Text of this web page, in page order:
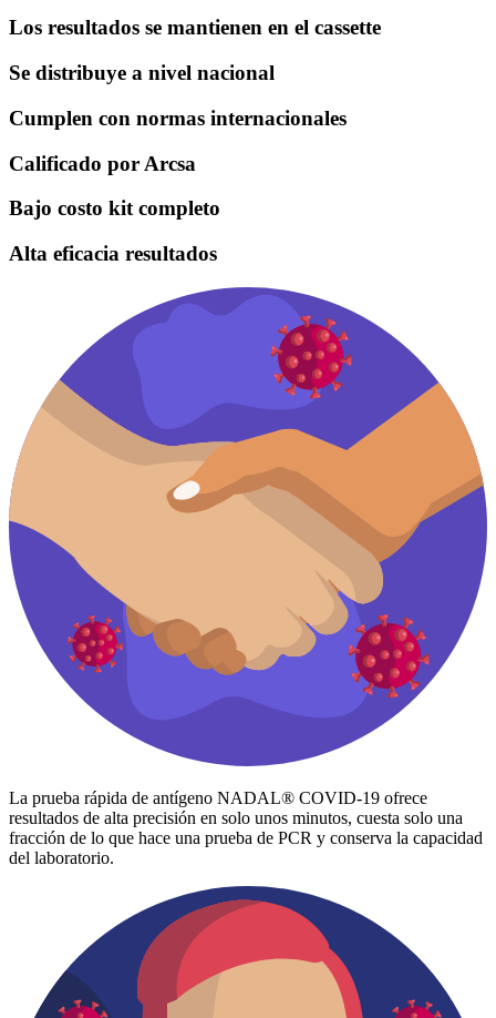
Los resultados se mantienen en el cassette
Se distribuye a nivel nacional
Cumplen con normas internacionales
Calificado por Arcsa
Bajo costo kit completo
Alta eficacia resultados
La prueba rápida de antígeno NADAL® COVID-19 ofrece
resultados de alta precisión en solo unos minutos, cuesta solo una
fracción de lo que hace una prueba de PCR y conserva la capacidad
del laboratorio.